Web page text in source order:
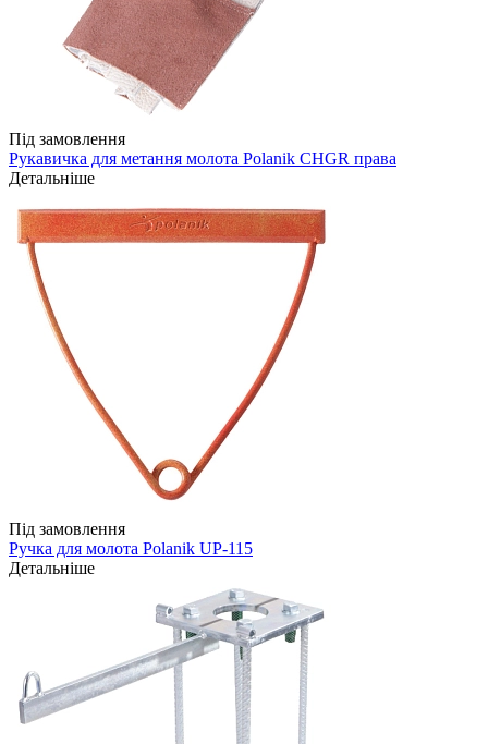
Під замовлення
Рукавичка для метання молота Polanik CHGR права
Детальніше
Під замовлення
Ручка для молота Polanik UP-115
Детальніше